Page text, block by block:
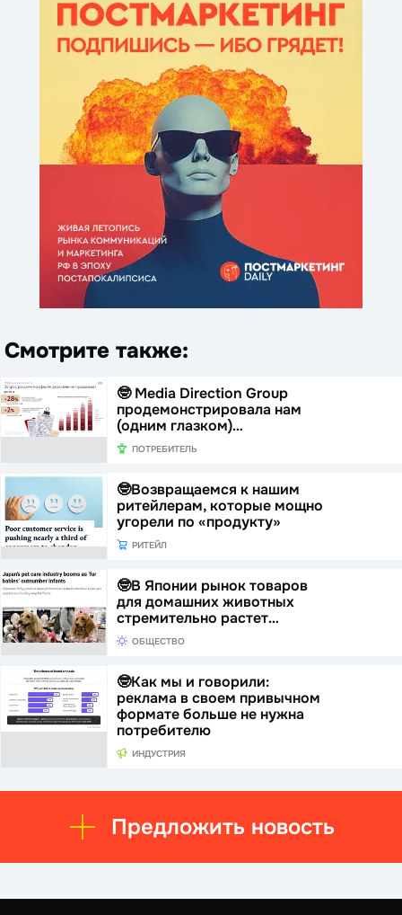
Смотрите также:
🤓 Media Direction Group
продемонстрировала нам
(одним глазком)…
ПОТРЕБИТЕЛЬ
🤓Возвращаемся к нашим
ритейлерам, которые мощно
угорели по «продукту»
РИТЕЙЛ
🤓В Японии рынок товаров
для домашних животных
стремительно растет…
ОБЩЕСТВО
🤓Как мы и говорили:
реклама в своем привычном
формате больше не нужна
потребителю
ИНДУСТРИЯ
Предложить новость